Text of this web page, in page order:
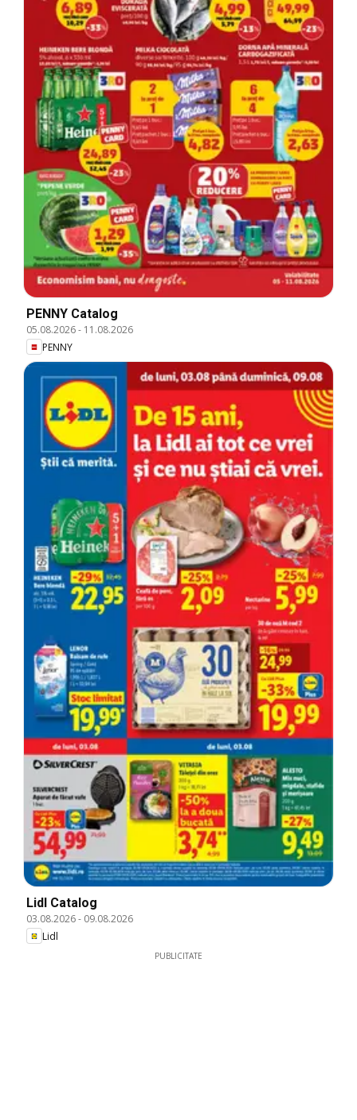
PENNY Catalog
05.08.2026- 11.08.2026
PENNY
Lidl Catalog
03.08.2026- 09.08.2026
Lidl
PUBLICITATE